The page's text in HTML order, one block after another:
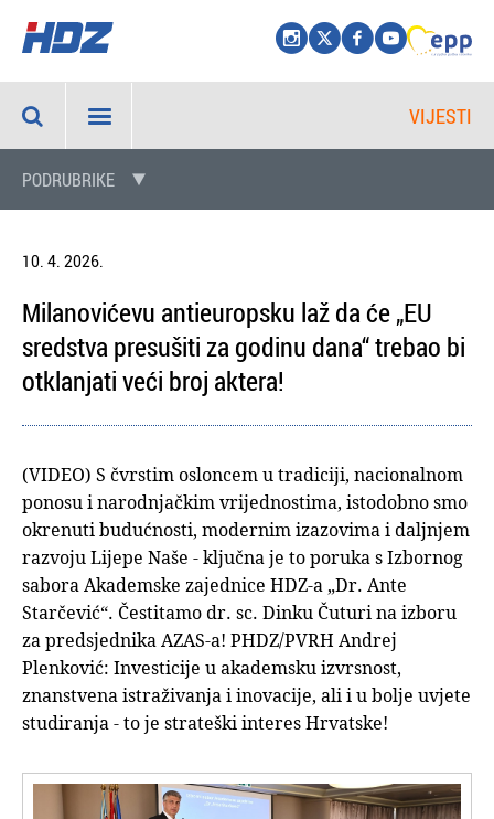
VIJESTI
PODRUBRIKE
10. 4. 2026.
Milanovićevu antieuropsku laž da će „EU
sredstva presušiti za godinu dana“ trebao bi
otklanjati veći broj aktera!
(VIDEO) S čvrstim osloncem u tradiciji, nacionalnom
ponosu i narodnjačkim vrijednostima, istodobno smo
okrenuti budućnosti, modernim izazovima i daljnjem
razvoju Lijepe Naše - ključna je to poruka s Izbornog
sabora Akademske zajednice HDZ-a „Dr. Ante
Starčević“. Čestitamo dr. sc. Dinku Čuturi na izboru
za predsjednika AZAS-a! PHDZ/PVRH Andrej
Plenković: Investicije u akademsku izvrsnost,
znanstvena istraživanja i inovacije, ali i u bolje uvjete
studiranja - to je strateški interes Hrvatske!